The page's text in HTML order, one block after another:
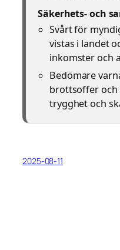
Säkerhets- och
Svårt för
vistas i landet
inkomster och
Bedömare
brottsoffer och
trygghet och
2025-08-11